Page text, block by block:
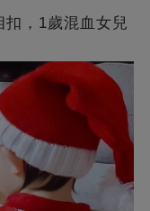
，1歲混血女兒